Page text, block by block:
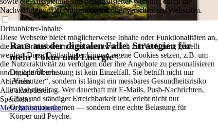
Raus aus der digitalen Falle: Strategien für
mehr Fokus und Energie*
Digitale Überlastung ist kein Einzelfall. Sie betrifft nicht nur
„Vielnutzer“, sondern ist längst ein messbares Gesundheitsrisiko
im Arbeitsalltag. Wer dauerhaft mit E-Mails, Push-Nachrichten,
Chats und ständiger Erreichbarkeit lebt, erlebt nicht nur
Organisationsthemen — sondern eine echte Belastung für
Körper und Psyche.
Nachverfolgung der Nutzeraktivität über verschiedene Webseiten.
Drittanbieter-Inhalte
Diese Webseite bietet möglicherweise Inhalte oder Funktionalitäten an,
die von Drittanbietern eigenverantwortlich zur Verfügung gestellt
werden. Diese Drittanbieter können eigene Cookies setzen, z.B. um
die Nutzeraktivität zu verfolgen oder ihre Angebote zu personalisieren
und zu optimieren.
Ablehnen
Alle akzeptieren
Speichern
Mehr Informationen